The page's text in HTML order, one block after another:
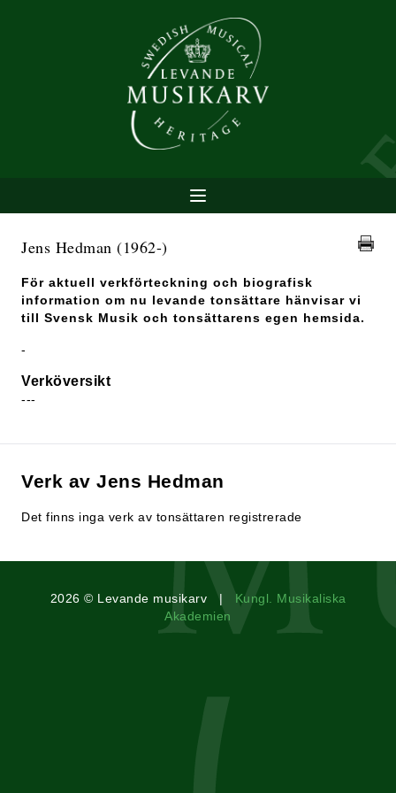
Jens Hedman (1962-)
För aktuell verkförteckning och biografisk
information om nu levande tonsättare hänvisar vi
till Svensk Musik och tonsättarens egen hemsida.
-
Verköversikt
---
Verk av Jens Hedman
Det finns inga verk av tonsättaren registrerade
2026 © Levande musikarv | Kungl. Musikaliska
Akademien